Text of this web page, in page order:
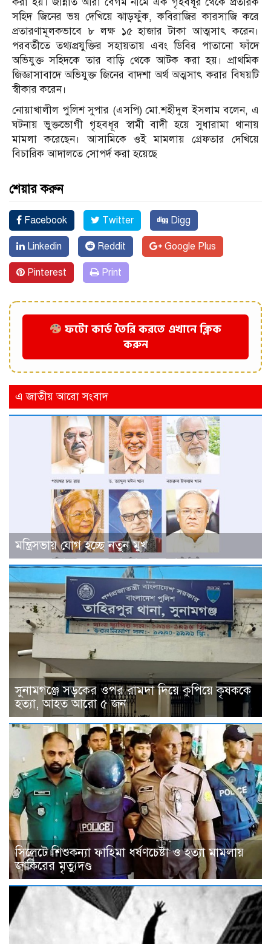
সহিদ জিনের ভয় দেখিয়ে ঝাড়ফুঁক, কবিরাজির কারসাজি করে
প্রতারণামূলকভাবে ৮ লক্ষ ১৫ হাজার টাকা আত্মসাৎ করেন।
পরবর্তীতে তথ্যপ্রযুক্তির সহায়তায় এবং ডিবির পাতানো ফাঁদে
অভিযুক্ত সহিদকে তার বাড়ি থেকে আটক করা হয়। প্রাথমিক
জিজ্ঞাসাবাদে অভিযুক্ত জিনের বাদশা অর্থ অত্মসাৎ করার বিষয়টি
স্বীকার করেন।
নোয়াখালীল পুলিশ সুপার (এসপি) মো.শহীদুল ইসলাম বলেন, এ
ঘটনায় ভুক্তভোগী গৃহবধূর স্বামী বাদী হয়ে সুধারামা থানায়
মামলা করেছেন। আসামিকে ওই মামলায় গ্রেফতার দেখিয়ে
বিচারিক আদালতে সোপর্দ করা হয়েছে
শেয়ার করুন
Facebook Twitter Digg
Linkedin Reddit Google Plus
Pinterest Print
ফটো কার্ড তৈরি করতে এখানে ক্লিক
করুন
এ জাতীয় আরো সংবাদ
মন্ত্রিসভায় যোগ হচ্ছে নতুন মুখ
সুনামগঞ্জে সড়কের ওপর রামদা দিয়ে কুপিয়ে কৃষককে
হত্যা, আহত আরো ৫ জন
সিলেটে শিশুকন্যা ফাহিমা ধর্ষণচেষ্টা ও হত্যা মামলায়
জাকিরের মৃত্যুদণ্ড